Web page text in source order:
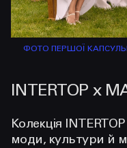
ФОТО ПЕРШОЇ
INTERTOP x
Колекція
моди, культури й